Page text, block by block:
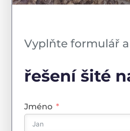
Vyplňte formulář
řešení šité
Jméno